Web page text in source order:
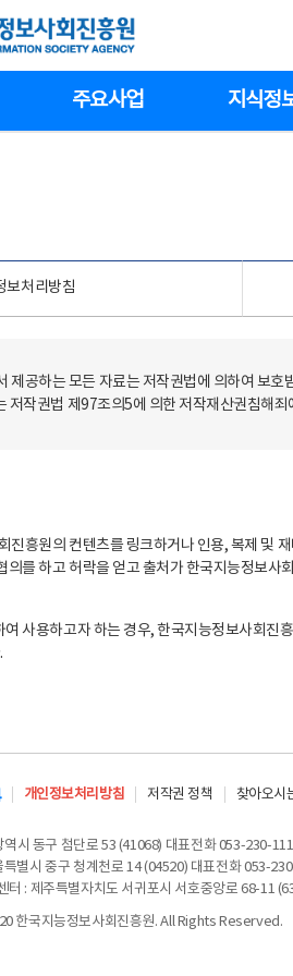
주요사업 지식정
보처리방침
제공하는 모든 자료는 저작권법에 의하여 보
저작권법 제97조의5에 의한 저작재산권침해
진흥원의 컨텐츠를 링크하거나 인용, 복제 및
를 하고 허락을 얻고 출처가 한국지능정보
사용하고자 하는 경우, 한국지능정보사회
개인정보처리방침 저작권 정책 찾아오시
역시 동구 첨단로 53 (41068) 대표전화 053-230-
특별시 중구 청계천로 14 (04520) 대표전화 053-
터 : 제주특별자치도 서귀포시 서호중앙로 68-11
한국지능정보사회진흥원. All Rights Reserved.